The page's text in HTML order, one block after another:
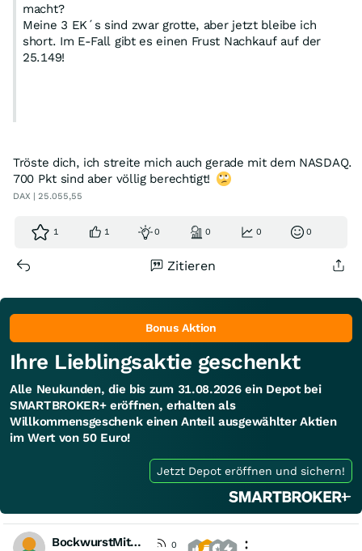
macht?
Meine 3 EK´s sind zwar grotte, aber jetzt bleibe ich
short. Im E-Fall gibt es einen Frust Nachkauf auf der
25.149!
Tröste dich, ich streite mich auch gerade mit dem NASDAQ.
700 Pkt sind aber völlig berechtigt!
DAX | 25.055,55
1 1 0 0 0 0
Zitieren
Bonus Aktion
Ihre Lieblingsaktie geschenkt
Alle Neukunden, die bis zum 31.08.2026 ein Depot bei
SMARTBROKER+ eröffnen, erhalten als
Willkommensgeschenk einen Anteil ausgewählter Aktien
im Wert von 50 Euro!
Jetzt Depot eröffnen und sichern!
BockwurstMitMostrich
0